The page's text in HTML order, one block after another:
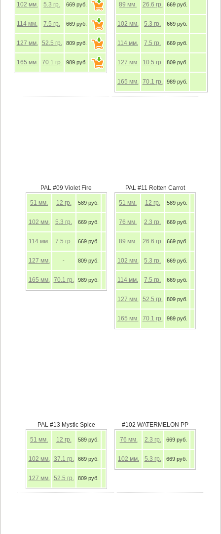
102 мм. 5.3 гр. 669 руб.
114 мм. 7.5 гр. 669 руб.
127 мм. 52.5 гр. 809 руб.
165 мм. 70.1 гр. 989 руб.
89 мм. 26.6 гр. 669 руб.
102 мм. 5.3 гр. 669 руб.
114 мм. 7.5 гр. 669 руб.
127 мм. 10.5 гр. 809 руб.
165 мм. 70.1 гр. 989 руб.
PAL #09 Violet Fire
51 мм. 12 гр. 589 руб.
102 мм. 5.3 гр. 669 руб.
114 мм. 7.5 гр. 669 руб.
127 мм. - 809 руб.
165 мм. 70.1 гр. 989 руб.
PAL #11 Rotten Carrot
51 мм. 12 гр. 589 руб.
76 мм. 2.3 гр. 669 руб.
89 мм. 26.6 гр. 669 руб.
102 мм. 5.3 гр. 669 руб.
114 мм. 7.5 гр. 669 руб.
127 мм. 52.5 гр. 809 руб.
165 мм. 70.1 гр. 989 руб.
PAL #13 Mystic Spice
51 мм. 12 гр. 589 руб.
102 мм. 37.1 гр. 669 руб.
127 мм. 52.5 гр. 809 руб.
#102 WATERMELON PP
76 мм. 2.3 гр. 669 руб.
102 мм. 5.3 гр. 669 руб.